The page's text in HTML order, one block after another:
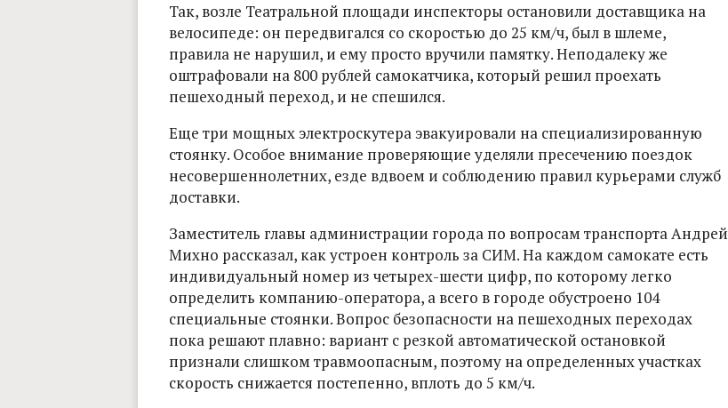
Так, возле Театральной площади инспекторы остановили доставщика на
велосипеде: он передвигался со скоростью до 25 км/ч, был в шлеме,
правила не нарушил, и ему просто вручили памятку. Неподалеку же
оштрафовали на 800 рублей самокатчика, который решил проехать
пешеходный переход, и не спешился.
Еще три мощных электроскутера эвакуировали на специализированную
стоянку. Особое внимание проверяющие уделяли пресечению поездок
несовершеннолетних, езде вдвоем и соблюдению правил курьерами служб
доставки.
Заместитель главы администрации города по вопросам транспорта Андрей
Михно рассказал, как устроен контроль за СИМ. На каждом самокате есть
индивидуальный номер из четырех-шести цифр, по которому легко
определить компанию-оператора, а всего в городе обустроено 104
специальные стоянки. Вопрос безопасности на пешеходных переходах
пока решают плавно: вариант с резкой автоматической остановкой
признали слишком травмоопасным, поэтому на определенных участках
скорость снижается постепенно, вплоть до 5 км/ч.